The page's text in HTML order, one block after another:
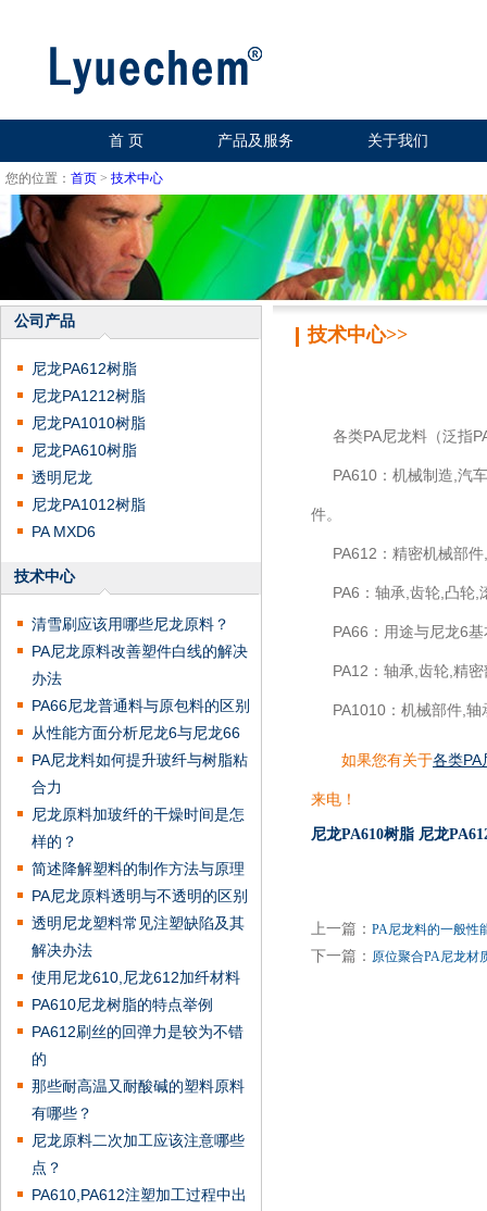
首 页 产品及服务 关于我们
您的位置： 首页 > 技术中心
公司产品
尼龙PA612树脂
尼龙PA1212树脂
尼龙PA1010树脂
尼龙PA610树脂
透明尼龙
尼龙PA1012树脂
PA MXD6
技术中心
清雪刷应该用哪些尼龙原料？
PA尼龙原料改善塑件白线的解决
办法
PA66尼龙普通料与原包料的区别
从性能方面分析尼龙6与尼龙66
PA尼龙料如何提升玻纤与树脂粘
合力
尼龙原料加玻纤的干燥时间是怎
样的？
简述降解塑料的制作方法与原理
PA尼龙原料透明与不透明的区别
透明尼龙塑料常见注塑缺陷及其
解决办法
使用尼龙610,尼龙612加纤材料
PA610尼龙树脂的特点举例
PA612刷丝的回弹力是较为不错
的
那些耐高温又耐酸碱的塑料原料
有哪些？
尼龙原料二次加工应该注意哪些
点？
PA610,PA612注塑加工过程中出
技术中心>>
各类PA尼龙料（泛指
PA610：机械制造,汽车
件。
PA612：精密机械部件,
PA6：轴承,齿轮,凸轮,
PA66：用途与尼龙6基
PA12：轴承,齿轮,精密
PA1010：机械部件,轴
如果您有关于各类PA
来电！
尼龙PA610树脂 尼龙
上一篇： PA尼龙料的一般性
下一篇： 原位聚合PA尼龙材